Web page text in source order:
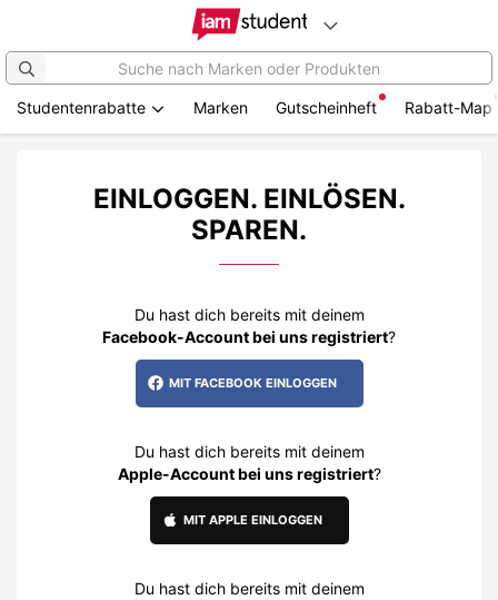
Studentenrabatte Marken Gutscheinheft Rabatt-Map
EINLOGGEN. EINLÖSEN.
SPAREN.
Du hast dich bereits mit deinem
Facebook-Account bei uns registriert?
MIT FACEBOOK EINLOGGEN
Du hast dich bereits mit deinem
Apple-Account bei uns registriert?
MIT APPLE EINLOGGEN
Du hast dich bereits mit deinem